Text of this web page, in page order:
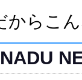
からこ